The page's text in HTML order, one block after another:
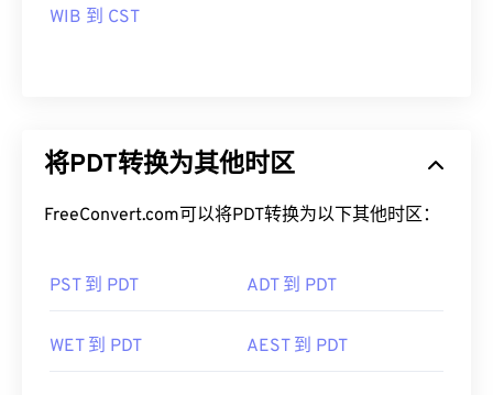
WIB 到 CST
将PDT转换为其他时区
FreeConvert.com可以将PDT转换为以下其他时区：
PST 到 PDT ADT 到 PDT
WET 到 PDT AEST 到 PDT